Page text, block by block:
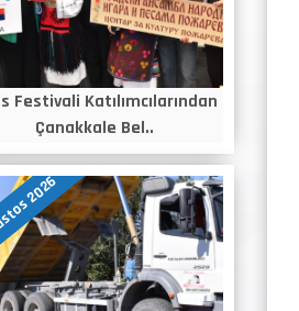
Festivali Katılımcılarından
Çanakkale Bel..
2026